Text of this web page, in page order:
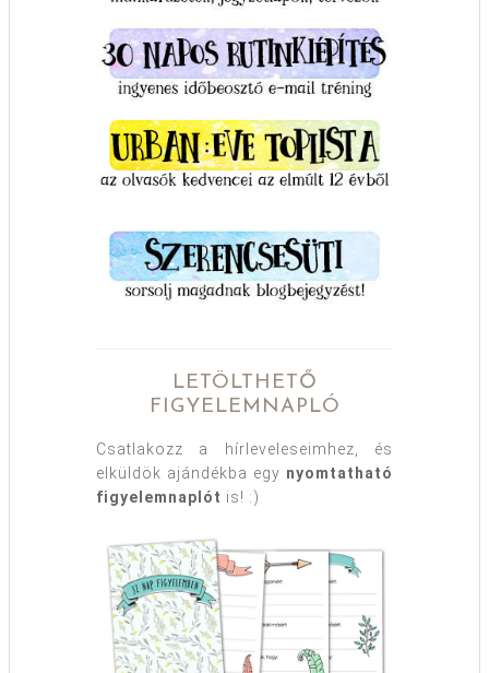
LETÖLTHETŐ
FIGYELEMNAPLÓ
Csatlakozz a hírleveleseimhez, és
elküldök ajándékba egy nyomtatható
figyelemnaplót is! :)